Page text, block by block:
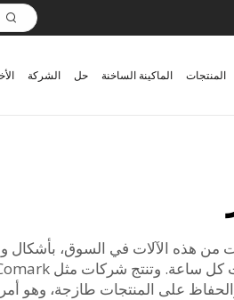
المنتجات الماكينة الساخنة حل الشركة
من هذه الآلات في السوق،
على المنتجات طازجة، وهو أمر